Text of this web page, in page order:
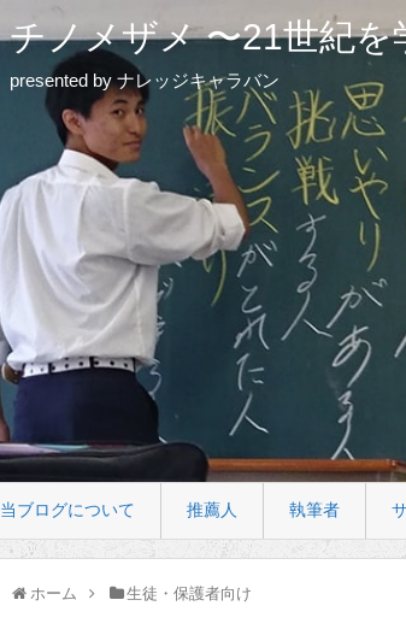
チノメザメ 〜21世紀を
presented by ナレッジキャラバン
当ブログについて 推薦人 執筆者
ホーム 生徒・保護者向け